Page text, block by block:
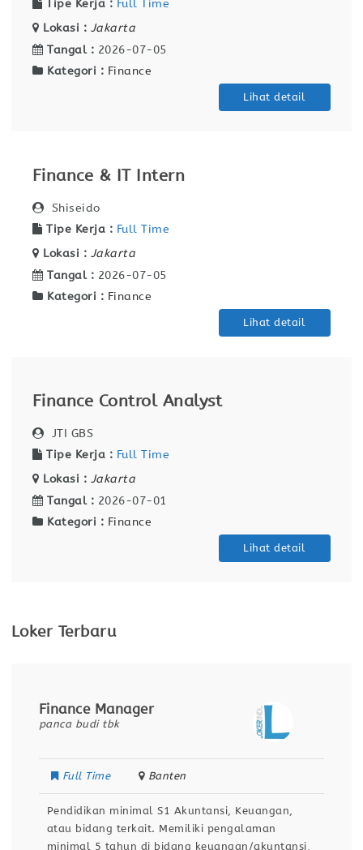
Tipe Kerja : Full Time
Lokasi : Jakarta
Tangal : 2026-07-05
Kategori : Finance
Lihat detail
Finance & IT Intern
Shiseido
Tipe Kerja : Full Time
Lokasi : Jakarta
Tangal : 2026-07-05
Kategori : Finance
Lihat detail
Finance Control Analyst
JTI GBS
Tipe Kerja : Full Time
Lokasi : Jakarta
Tangal : 2026-07-01
Kategori : Finance
Lihat detail
Loker Terbaru
Finance Manager
panca budi tbk
Full Time Banten
Pendidikan minimal S1 Akuntansi, Keuangan,
atau bidang terkait. Memiliki pengalaman
minimal 5 tahun di bidang keuangan/akuntansi,